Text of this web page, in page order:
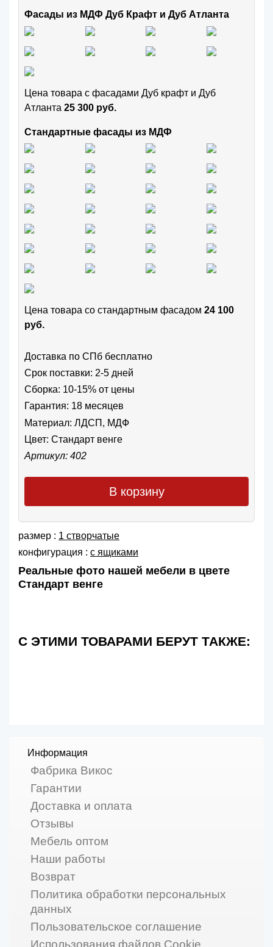
Фасады из МДФ Дуб Крафт и Дуб Атланта
Цена товара с фасадами Дуб крафт и Дуб
Атланта 25 300 руб.
Стандартные фасады из МДФ
Цена товара cо стандартным фасадом 24 100
руб.
Доставка по СПб бесплатно
Срок поставки: 2-5 дней
Сборка: 10-15% от цены
Гарантия: 18 месяцев
Материал: ЛДСП, МДФ
Цвет: Стандарт венге
Артикул: 402
В корзину
размер : 1 створчатые
конфигурация : с ящиками
Реальные фото нашей мебели в цвете
Стандарт венге
С ЭТИМИ ТОВАРАМИ БЕРУТ ТАКЖЕ:
Информация
Фабрика Викос
Гарантии
Доставка и оплата
Отзывы
Мебель оптом
Наши работы
Возврат
Политика обработки персональных
данных
Пользовательское соглашение